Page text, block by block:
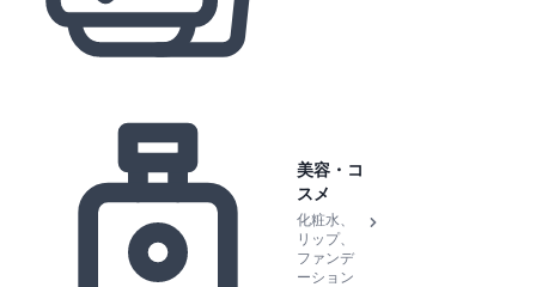
美容・コ
スメ
化粧水、
リップ、
ファンデ
ーション